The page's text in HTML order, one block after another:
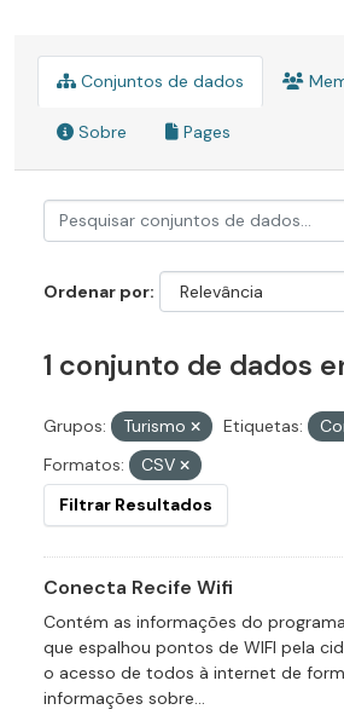
Conjuntos de dados
Sobre Pages
Ordenar por
1 conjunto de dados
Grupos: Turismo Etiquetas:
Formatos:
CSV
Filtrar Resultados
Conecta Recife Wifi
Contém as informações do
que espalhou pontos de WIFI pela
o acesso de todos à internet de
informações sobre...